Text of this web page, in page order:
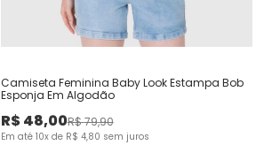
Camiseta Feminina Baby Look Estampa Bob
Esponja Em Algodão
R$48,00R$79,90
Em até 10x de R$ 4,80 sem juros